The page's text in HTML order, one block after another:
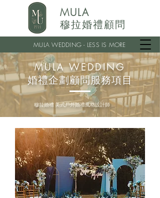
MULA WEDDING - LESS IS MORE
MULA
穆拉婚禮顧問
MULA WEDDING
婚禮企劃顧問服務項目
穆拉婚禮 美式戶外婚禮風格設計師